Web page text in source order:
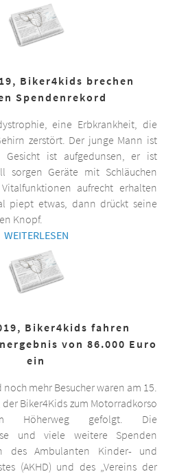
Biker4kids brechen
Spendenrekord
eine Erbkrankheit, die
zerstört. Der junge Mann ist
Gesicht ist aufgedunsen, er ist
sorgen Geräte mit Schläuchen
aufrecht erhalten
piept etwas, dann drückt seine
Knopf.
WEITERLESEN
Biker4kids fahren
von 86.000 Euro
ein
mehr Besucher waren am 15.
Biker4Kids zum Motorradkorso
Höherweg gefolgt. Die
und viele weitere Spenden
des Ambulanten Kinder- und
(AKHD) und des „Vereins der